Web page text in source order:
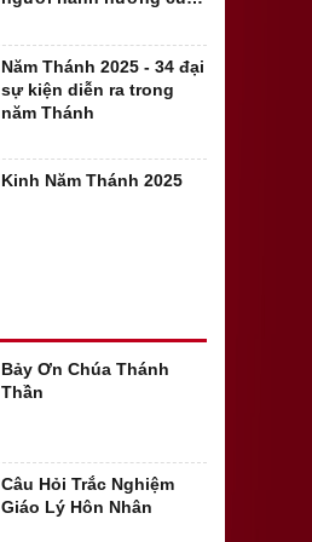
Năm Thánh 2025 - 34 đại
sự kiện diễn ra trong
năm Thánh
Kinh Năm Thánh 2025
Bảy Ơn Chúa Thánh
Thần
Câu Hỏi Trắc Nghiệm
Giáo Lý Hôn Nhân